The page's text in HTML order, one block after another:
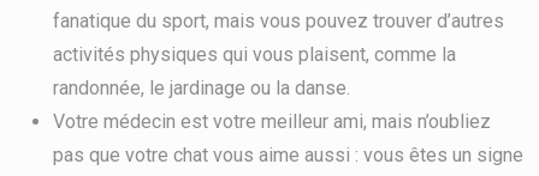
fanatique du sport, mais vous pouvez trouver d’autres
activités physiques qui vous plaisent, comme la
randonnée, le jardinage ou la danse.
Votre médecin est votre meilleur ami, mais n’oubliez
pas que votre chat vous aime aussi : vous êtes un signe